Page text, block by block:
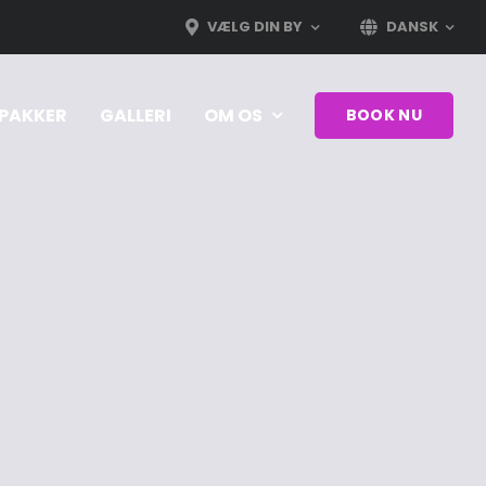
VÆLG DIN BY DANSK
GALLERI OM OS BOOK NU